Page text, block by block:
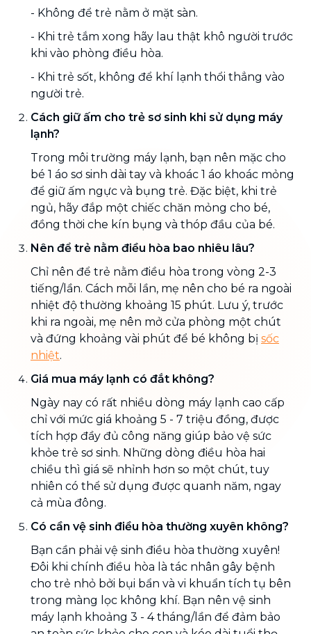
- Không để trẻ nằm ở mặt sàn.
- Khi trẻ tắm xong hãy lau thật khô người trước
khi vào phòng điều hòa.
- Khi trẻ sốt, không để khí lạnh thổi thẳng vào
người trẻ.
Cách giữ ấm cho trẻ sơ sinh khi sử dụng máy
lạnh?
Trong môi trường máy lạnh, bạn nên mặc cho
bé 1 áo sơ sinh dài tay và khoác 1 áo khoác mỏng
để giữ ấm ngực và bụng trẻ. Đặc biệt, khi trẻ
ngủ, hãy đắp một chiếc chăn mỏng cho bé,
đồng thời che kín bụng và thóp đầu của bé.
Nên để trẻ nằm điều hòa bao nhiêu lâu?
Chỉ nên để trẻ nằm điều hòa trong vòng 2-3
tiếng/lần. Cách mỗi lần, mẹ nên cho bé ra ngoài
nhiệt độ thường khoảng 15 phút. Lưu ý, trước
khi ra ngoài, mẹ nên mở cửa phòng một chút
và đứng khoảng vài phút để bé không bị sốc
nhiệt.
Giá mua máy lạnh có đắt không?
Ngày nay có rất nhiều dòng máy lạnh cao cấp
chỉ với mức giá khoảng 5 - 7 triệu đồng, được
tích hợp đầy đủ công năng giúp bảo vệ sức
khỏe trẻ sơ sinh. Những dòng điều hòa hai
chiều thì giá sẽ nhỉnh hơn so một chút, tuy
nhiên có thể sử dụng được quanh năm, ngay
cả mùa đông.
Có cần vệ sinh điều hòa thường xuyên không?
Bạn cần phải vệ sinh điều hòa thường xuyên!
Đôi khi chính điều hòa là tác nhân gây bệnh
cho trẻ nhỏ bởi bụi bẩn và vi khuẩn tích tụ bên
trong màng lọc không khí. Bạn nên vệ sinh
máy lạnh khoảng 3 - 4 tháng/lần để đảm bảo